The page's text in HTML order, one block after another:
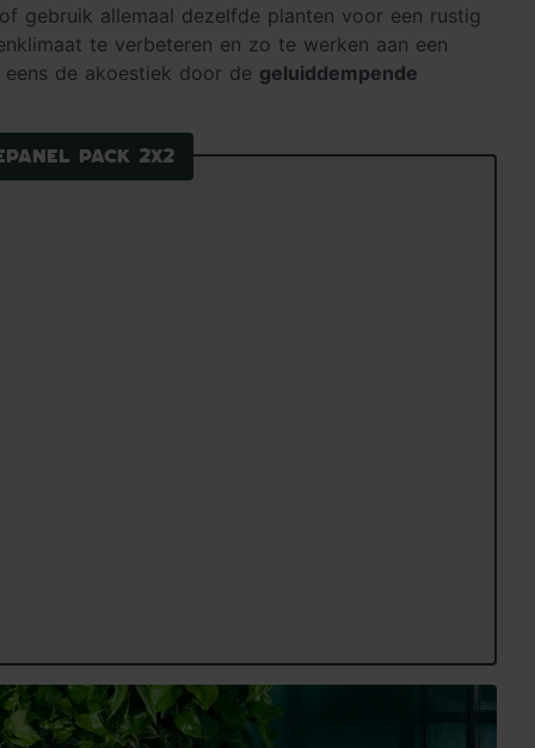
gebruik allemaal dezelfde planten voor een rustig
te verbeteren en zo te werken aan een
de akoestiek door de geluiddempende
Pack 2x2